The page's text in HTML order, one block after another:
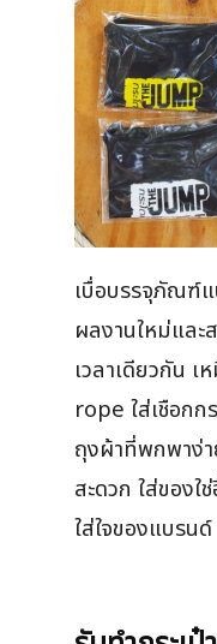
เบื่อบรรจุภัณฑ์
ผลงานใหม่และ
เวลาเดียวกัน เ
rope ใส่เชือกก
ถุงผ้าที่พกพาง่
สะดวก ใส่ของใ
ใส่ใจของแบรนด์